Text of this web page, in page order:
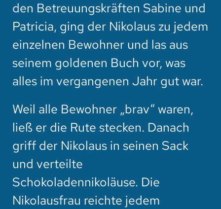
den Betreuungskräften Sabine und
Patricia, ging der Nikolaus zu jedem
einzelnen Bewohner und las aus
seinem goldenen Buch vor, was
alles im vergangenen Jahr gut war.
Weil alle Bewohner „brav“ waren,
ließ er die Rute stecken. Danach
griff der Nikolaus in seinen Sack
und verteilte
Schokoladennikoläuse. Die
Nikolausfrau reichte jedem